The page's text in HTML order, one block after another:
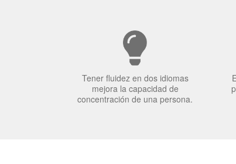
Tener fluidez en dos idiomas
mejora la capacidad de
concentración de una persona.